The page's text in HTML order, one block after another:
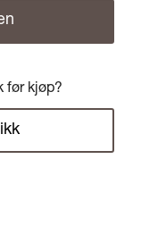
før kjøp?